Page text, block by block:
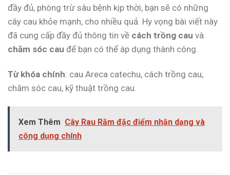
đầy đủ, phòng trừ sâu bệnh kịp thời, bạn sẽ có những
cây cau khỏe mạnh, cho nhiều quả. Hy vọng bài viết này
đã cung cấp đầy đủ thông tin về cách trồng cau và
chăm sóc cau để bạn có thể áp dụng thành công.
Từ khóa chính: cau Areca catechu, cách trồng cau,
chăm sóc cau, kỹ thuật trồng cau.
Xem Thêm Cây Rau Răm đặc điểm nhận dạng và
công dụng chính